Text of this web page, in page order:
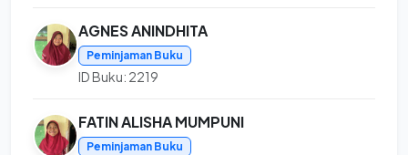
AGNES ANINDHITA
Peminjaman Buku
ID Buku: 2219
FATIN ALISHA MUMPUNI
Peminjaman Buku